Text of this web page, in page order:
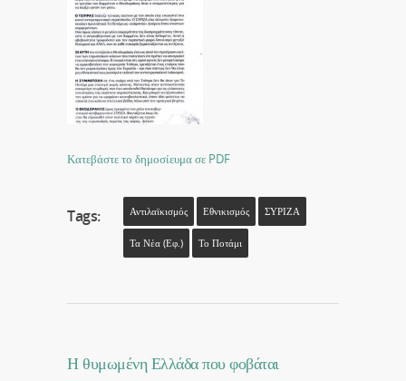
Κατεβάστε το δημοσίευμα σε PDF
Tags: Αντιλαϊκισμός Εθνικισμός ΣΥΡΙΖΑ
Τα Νέα (εφ.) Το Ποτάμι
Η θυμωμένη Ελλάδα που φοβάται